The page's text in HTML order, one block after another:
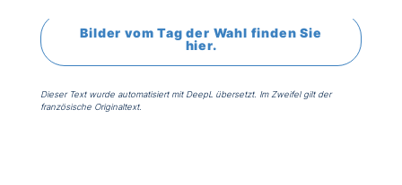
Bilder vom Tag der Wahl finden Sie
hier.
Dieser Text wurde automatisiert mit DeepL übersetzt. Im Zweifel gilt der
französische Originaltext.